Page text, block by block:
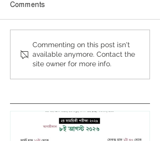
Comments
Commenting on this post isn't
available anymore. Contact the
site owner for more info.